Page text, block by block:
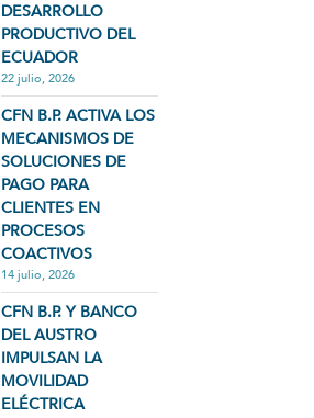
DESARROLLO
PRODUCTIVO DEL
ECUADOR
22 julio, 2026
CFN B.P. ACTIVA LOS
MECANISMOS DE
SOLUCIONES DE
PAGO PARA
CLIENTES EN
PROCESOS
COACTIVOS
14 julio, 2026
CFN B.P. Y BANCO
DEL AUSTRO
IMPULSAN LA
MOVILIDAD
ELÉCTRICA